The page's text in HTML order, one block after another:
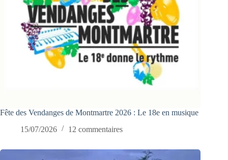
Fête des Vendanges de Montmartre 2026 : Le 18e en musique
15/07/2026
12 commentaires